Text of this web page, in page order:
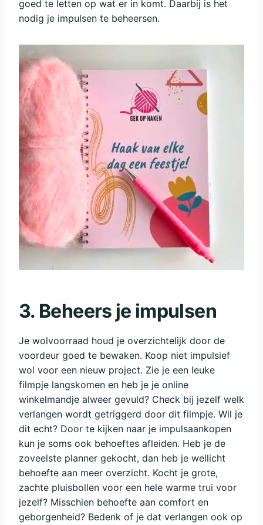
goed te letten op wat er in komt. Daarbij is het
nodig je impulsen te beheersen.
3. Beheers je impulsen
Je wolvoorraad houd je overzichtelijk door de
voordeur goed te bewaken. Koop niet impulsief
wol voor een nieuw project. Zie je een leuke
filmpje langskomen en heb je je online
winkelmandje alweer gevuld? Check bij jezelf welk
verlangen wordt getriggerd door dit filmpje. Wil je
dit echt? Door te kijken naar je impulsaankopen
kun je soms ook behoeftes afleiden. Heb je de
zoveelste planner gekocht, dan heb je wellicht
behoefte aan meer overzicht. Kocht je grote,
zachte pluisbollen voor een hele warme trui voor
jezelf? Misschien behoefte aan comfort en
geborgenheid? Bedenk of je dat verlangen ook op